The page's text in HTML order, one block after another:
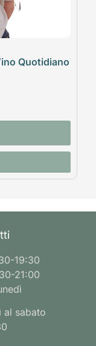
Quotidiano
19:30
21:00
al sabato